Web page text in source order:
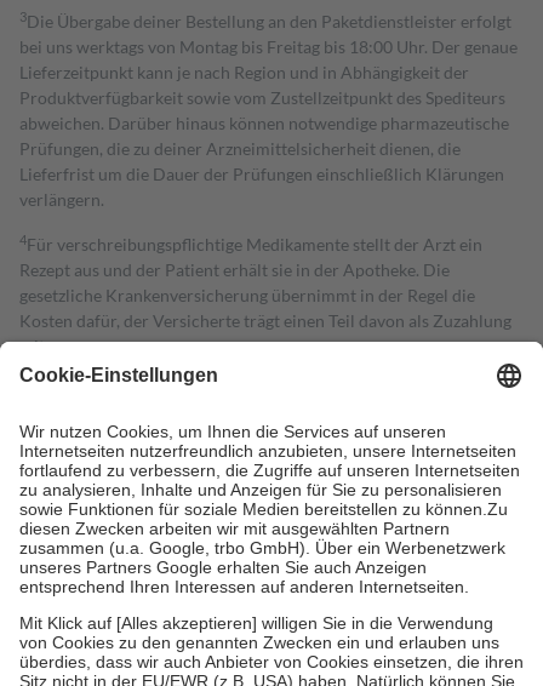
3Die Übergabe deiner Bestellung an den Paketdienstleister erfolgt
bei uns werktags von Montag bis Freitag bis 18:00 Uhr. Der genaue
Lieferzeitpunkt kann je nach Region und in Abhängigkeit der
Produktverfügbarkeit sowie vom Zustellzeitpunkt des Spediteurs
abweichen. Darüber hinaus können notwendige pharmazeutische
Prüfungen, die zu deiner Arzneimittelsicherheit dienen, die
Lieferfrist um die Dauer der Prüfungen einschließlich Klärungen
verlängern.
4Für verschreibungspflichtige Medikamente stellt der Arzt ein
Rezept aus und der Patient erhält sie in der Apotheke. Die
gesetzliche Krankenversicherung übernimmt in der Regel die
Kosten dafür, der Versicherte trägt einen Teil davon als Zuzahlung
mit.
Grundsätzlich leisten Mitglieder Zuzahlungen in Höhe von zehn
höchstens zehn Euro.
Es sind jedoch nie mehr als die tatsächlichen
Kosten der Leistung zu entrichten.
Diese Regeln gelten grundsätzlich auch für Online-Apotheken.
Bei Heilmitteln und häuslicher Krankenpflege beträgt die
Zuzahlung zehn Prozent der Kosten sowie zehn Euro je
Verordnung.
Um das Engagement der Versicherten für ihre eigene Gesundheit zu
stärken und die besondere Stellung der Familie zu unterstützen,
fallenkeine Zuzahlungenan bei:
• Kindern und Jugendlichen bis zum vollendeten 18. Lebensjahr
mit Ausnahme der Fahrkosten